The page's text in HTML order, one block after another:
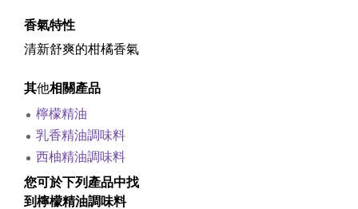
香氣特性
清新舒爽的柑橘香氣
其他相關產品
檸檬精油
乳香精油調味料
西柚精油調味料
您可於下列產品中找
到檸檬精油調味料